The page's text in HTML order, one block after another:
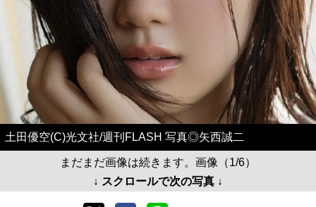
土田優空(C)光文社/週刊FLASH 写真◎矢西誠二
まだまだ画像は続きます。画像（1/6）
↓ スクロールで次の写真 ↓